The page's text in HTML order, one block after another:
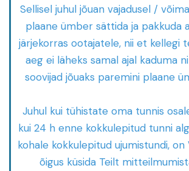
Sellisel juhul jõuan vajadusel /
plaane ümber sättida ja pakkuda
järjekorras ootajatele, nii et kellegi
aeg ei läheks samal ajal kaduma
soovijad jõuaks paremini plaane
Juhul kui tühistate oma tunnis
kui 24 h enne kokkulepitud tunni
kohale kokkulepitud ujumistundi,
õigus küsida Teilt